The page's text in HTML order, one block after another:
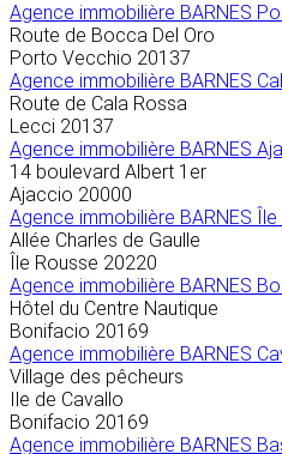
Agence immobilière BARNES
Route de Bocca Del Oro
Porto Vecchio 20137
Agence immobilière BARNES
Route de Cala Rossa
Lecci 20137
Agence immobilière BARNES
14 boulevard Albert 1er
Ajaccio 20000
Agence immobilière BARNES Île
Allée Charles de Gaulle
Île Rousse 20220
Agence immobilière BARNES
Hôtel du Centre Nautique
Bonifacio 20169
Agence immobilière BARNES
Village des pêcheurs
Ile de Cavallo
Bonifacio 20169
Agence immobilière BARNES